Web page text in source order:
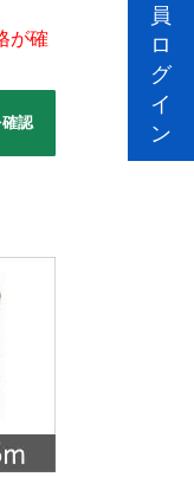
が確
認
員
ロ
グ
イ
ン